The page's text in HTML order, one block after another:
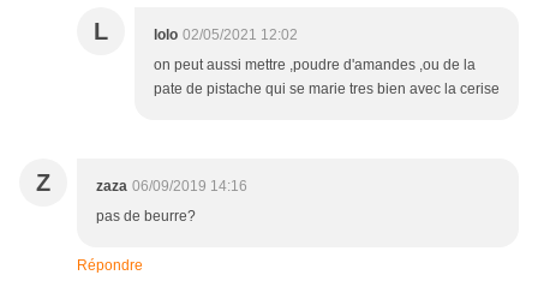
L lolo 02/05/2021 12:02
on peut aussi mettre ,poudre d'amandes ,ou de la
pate de pistache qui se marie tres bien avec la cerise
Z zaza 06/09/2019 14:16
pas de beurre?
Répondre